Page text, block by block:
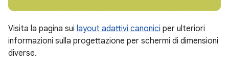
Visita la pagina sui layout adattivi canonici per ulteriori
informazioni sulla progettazione per schermi di dimensioni
diverse.